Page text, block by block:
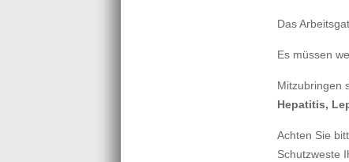
Das
Es müssen
Mitzubringen
Hepatitis,
Achten Sie
Schutzweste